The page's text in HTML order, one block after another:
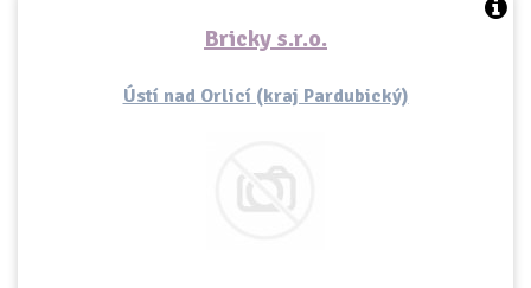
Bricky s.r.o.
Ústí nad Orlicí (kraj Pardubický)